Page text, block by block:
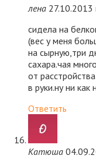
лена 27.10.2013
сидела на
(вес у меня
на сырную,три
сахара.чая
от
в руки.ну ни как
Ответить
Катюша